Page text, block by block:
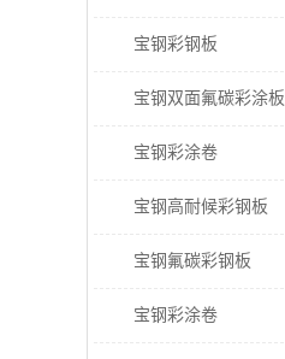
宝钢彩钢板
宝钢双面氟碳彩涂板
宝钢彩涂卷
宝钢高耐候彩钢板
宝钢氟碳彩钢板
宝钢彩涂卷